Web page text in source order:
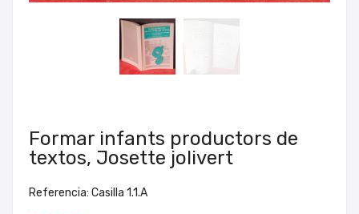
Formar infants productors de
textos, Josette jolivert
Referencia: Casilla 1.1.A